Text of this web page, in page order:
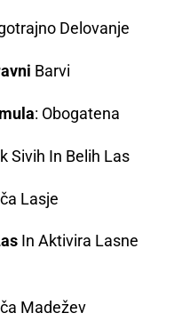
Delovanje
Barvi
: Obogatena
Sivih In Belih Las
Lasje
In Aktivira Lasne
Madežev